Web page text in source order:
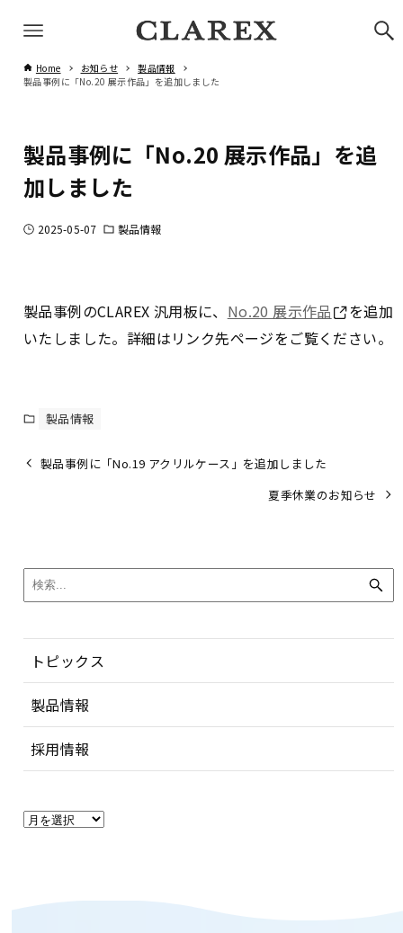
Home お知らせ
製品情報
製品事例に「No.20 展示作品」を追加しました
製品事例に「No.20 展示作品」を追
加しました
2025-05-07 製品情報
製品事例のCLAREX 汎用板に、 No.20 展示作品
を追加
いたしました。詳細はリンク先ページをご覧ください。
製品情報
製品事例に「No.19 アクリルケース」を追加しました
夏季休業のお知らせ
トピックス
製品情報
採用情報
ア
ブ